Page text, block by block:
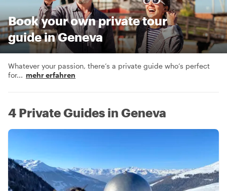
Book your own private tour
guide in Geneva
Whatever your passion, there’s a private guide who’s perfect
for... mehr erfahren
4 Private Guides in Geneva